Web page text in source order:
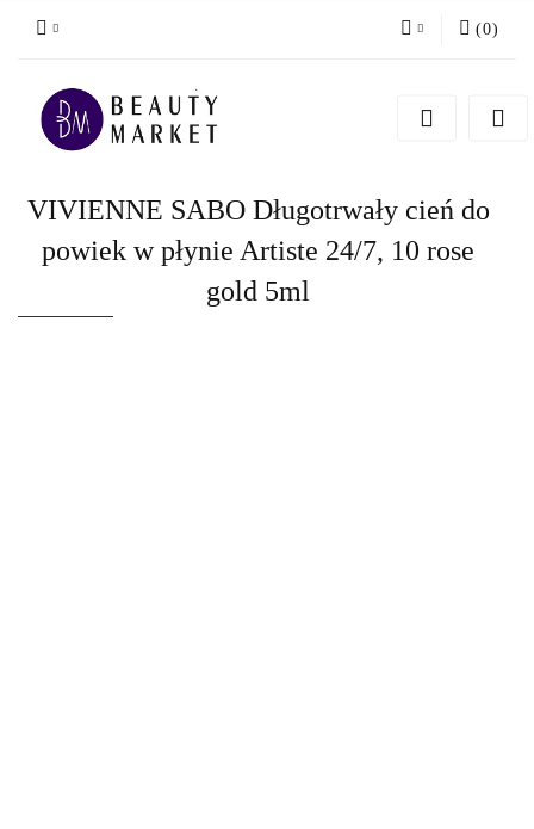
Zarejestruj się
(0)
VIVIENNE SABO Długotrwały cień do
powiek w płynie Artiste 24/7, 10 rose
gold 5ml